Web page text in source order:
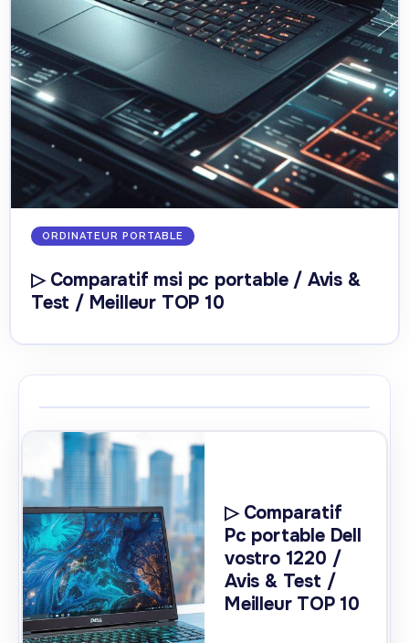
ORDINATEUR PORTABLE
▷ Comparatif msi pc portable / Avis &
Test / Meilleur TOP 10
▷ Comparatif
Pc portable Dell
vostro 1220 /
Avis & Test /
Meilleur TOP 10